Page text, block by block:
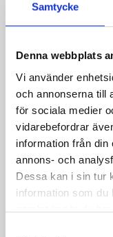
Samtycke
Denna webbplats
Vi använder
och annonserna till
för sociala medier
vidarebefordrar
information från din
annons- och
Dessa kan i sin tur
information som du
samlat in när du
Pizzalasagne